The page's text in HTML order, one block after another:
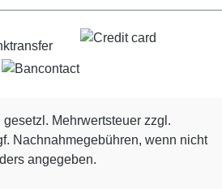
Mehrwertsteuer zzgl.
Nachnahmegebühren, wenn nicht
angegeben.